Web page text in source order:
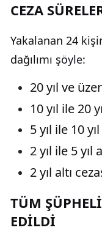
CEZA
Yakalanan 24
dağılımı şöyle:
20 yıl ve
10 yıl ile 20
5 yıl ile 10
2 yıl ile 5 yıl
2 yıl altı
TÜM
EDİLDİ